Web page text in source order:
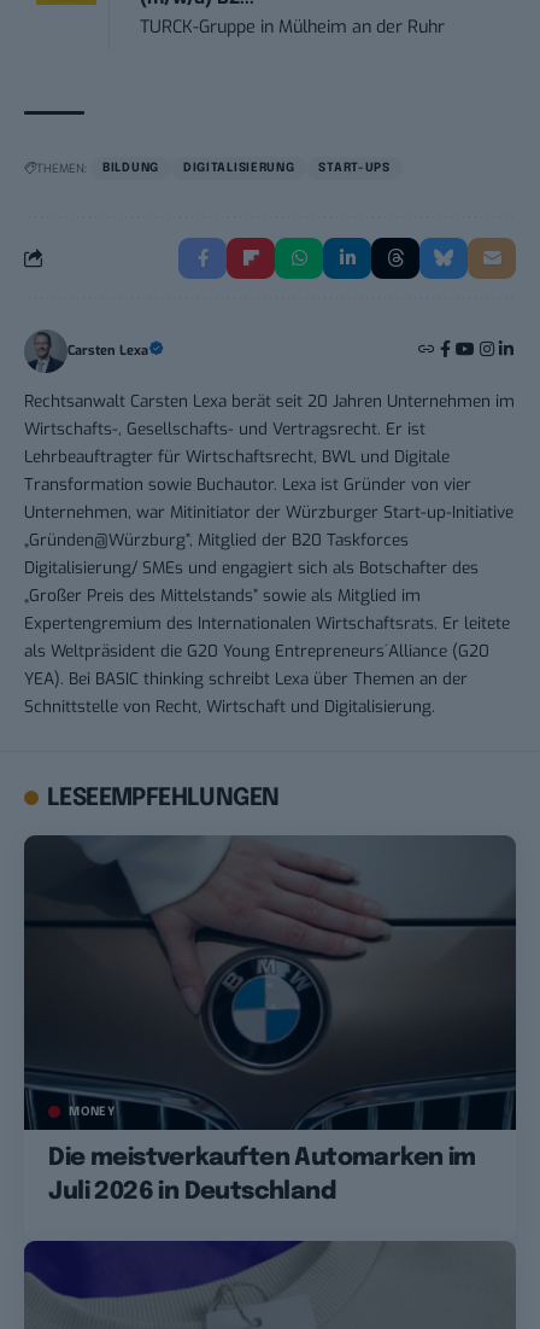
TURCK-Gruppe in Mülheim an der Ruhr
THEMEN: BILDUNG DIGITALISIERUNG START-UPS
Carsten Lexa
Rechtsanwalt Carsten Lexa berät seit 20 Jahren Unternehmen im
Wirtschafts-, Gesellschafts- und Vertragsrecht. Er ist
Lehrbeauftragter für Wirtschaftsrecht, BWL und Digitale
Transformation sowie Buchautor. Lexa ist Gründer von vier
Unternehmen, war Mitinitiator der Würzburger Start-up-Initiative
„Gründen@Würzburg”, Mitglied der B20 Taskforces
Digitalisierung/ SMEs und engagiert sich als Botschafter des
„Großer Preis des Mittelstands” sowie als Mitglied im
Expertengremium des Internationalen Wirtschaftsrats. Er leitete
als Weltpräsident die G20 Young Entrepreneurs´Alliance (G20
YEA). Bei BASIC thinking schreibt Lexa über Themen an der
Schnittstelle von Recht, Wirtschaft und Digitalisierung.
LESEEMPFEHLUNGEN
MONEY
Die meistverkauften Automarken im
Juli 2026 in Deutschland